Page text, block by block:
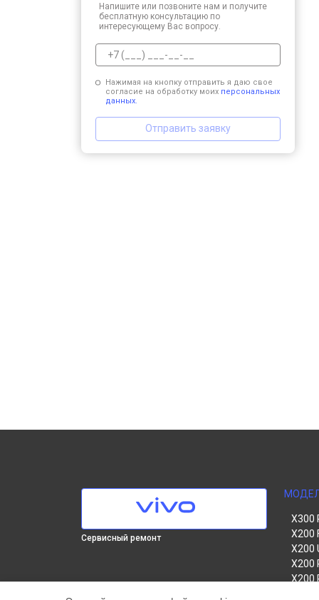
Напишите или позвоните нам и получите
бесплатную консультацию по
интересующему Вас вопросу.
Нажимая на кнопку отправить я даю свое
согласие на обработку моих персональных
данных.
Отправить заявку
Сервисный ремонт
X300
X200
X200
X200
X200